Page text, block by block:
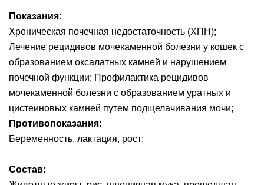
Показания:
Хроническая почечная недостаточность (ХПН);
Лечение рецидивов мочекаменной болезни у кошек с
образованием оксалатных камней и нарушением
почечной функции; Профилактика рецидивов
мочекаменной болезни с образованием уратных и
цистеиновых камней путем подщелачивания мочи;
Противопоказания:
Беременность, лактация, рост;
Состав: